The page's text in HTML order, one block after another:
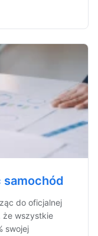
samochód
do oficjalnej
że wszystkie
swojej